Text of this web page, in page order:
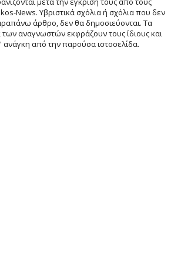
News. Υβριστικά σχόλια ή σχόλια που δεν
άρθρο, δεν θα δημοσιεύονται. Τα
των αναγνωστών εκφράζουν τους ίδιους και
ανάγκη από την παρούσα ιστοσελίδα.